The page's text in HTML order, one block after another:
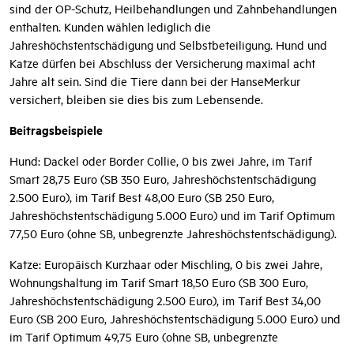
sind der OP-Schutz, Heilbehandlungen und Zahnbehandlungen
enthalten. Kunden wählen lediglich die
Jahreshöchstentschädigung und Selbstbeteiligung. Hund und
Katze dürfen bei Abschluss der Versicherung maximal acht
Jahre alt sein. Sind die Tiere dann bei der HanseMerkur
versichert, bleiben sie dies bis zum Lebensende.
Beitragsbeispiele
Hund: Dackel oder Border Collie, 0 bis zwei Jahre, im Tarif
Smart 28,75 Euro (SB 350 Euro, Jahreshöchstentschädigung
2.500 Euro), im Tarif Best 48,00 Euro (SB 250 Euro,
Jahreshöchstentschädigung 5.000 Euro) und im Tarif Optimum
77,50 Euro (ohne SB, unbegrenzte Jahreshöchstentschädigung).
Katze: Europäisch Kurzhaar oder Mischling, 0 bis zwei Jahre,
Wohnungshaltung im Tarif Smart 18,50 Euro (SB 300 Euro,
Jahreshöchstentschädigung 2.500 Euro), im Tarif Best 34,00
Euro (SB 200 Euro, Jahreshöchstentschädigung 5.000 Euro) und
im Tarif Optimum 49,75 Euro (ohne SB, unbegrenzte